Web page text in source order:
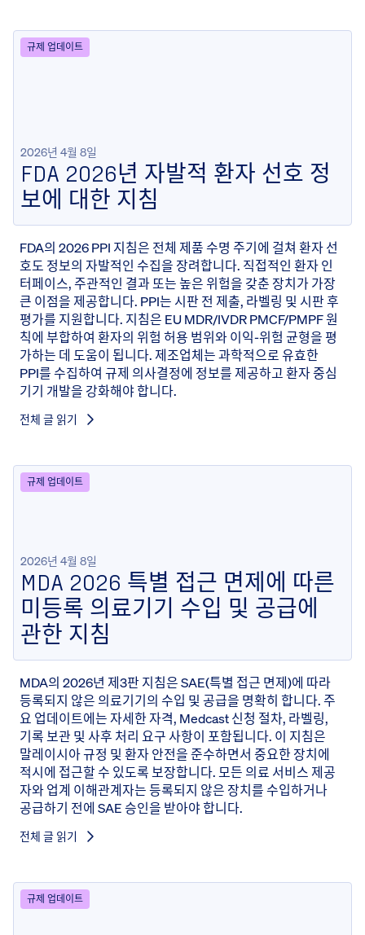
규제 업데이트
2026년 4월 8일
FDA 2026년 자발적 환자 선호 정
보에 대한 지침
FDA의 2026 PPI 지침은 전체 제품 수명 주기에 걸쳐 환자 선
호도 정보의 자발적인 수집을 장려합니다. 직접적인 환자 인
터페이스, 주관적인 결과 또는 높은 위험을 갖춘 장치가 가장
큰 이점을 제공합니다. PPI는 시판 전 제출, 라벨링 및 시판 후
평가를 지원합니다. 지침은 EU MDR/IVDR PMCF/PMPF 원
칙에 부합하여 환자의 위험 허용 범위와 이익-위험 균형을 평
가하는 데 도움이 됩니다. 제조업체는 과학적으로 유효한
PPI를 수집하여 규제 의사결정에 정보를 제공하고 환자 중심
기기 개발을 강화해야 합니다.
전체 글 읽기
규제 업데이트
2026년 4월 8일
MDA 2026 특별 접근 면제에 따른
미등록 의료기기 수입 및 공급에
관한 지침
MDA의 2026년 제3판 지침은 SAE(특별 접근 면제)에 따라
등록되지 않은 의료기기의 수입 및 공급을 명확히 합니다. 주
요 업데이트에는 자세한 자격, Medcast 신청 절차, 라벨링,
기록 보관 및 사후 처리 요구 사항이 포함됩니다. 이 지침은
말레이시아 규정 및 환자 안전을 준수하면서 중요한 장치에
적시에 접근할 수 있도록 보장합니다. 모든 의료 서비스 제공
자와 업계 이해관계자는 등록되지 않은 장치를 수입하거나
공급하기 전에 SAE 승인을 받아야 합니다.
전체 글 읽기
규제 업데이트